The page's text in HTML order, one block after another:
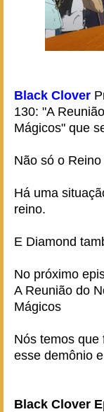
Black Clover
130: "A
Mágicos" que
Não só o Reino
Há uma
reino.
E Diamond
No próximo
A Reunião do
Mágicos
Nós temos que
esse demônio
Black Clover